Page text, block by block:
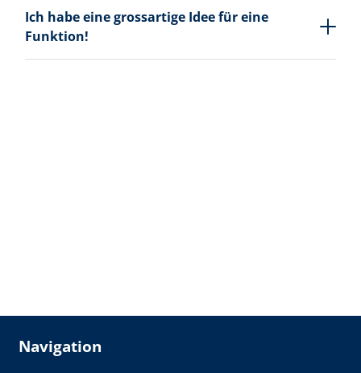
Ich habe eine grossartige Idee für eine
Funktion!
Navigation